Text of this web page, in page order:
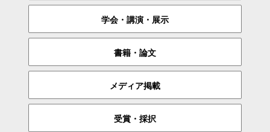
学会・講演・展示
書籍・論文
メディア掲載
受賞・採択